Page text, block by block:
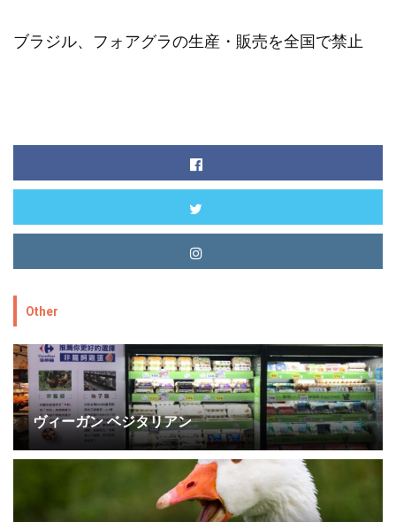
ブラジル、フォアグラの生産・販売を全国で禁止
Other
ヴィーガン ベジタリアン